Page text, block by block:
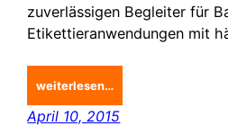
zuverlässigen Begleiter für
Etikettieranwendungen mit
weiterlesen…
April 10, 2015